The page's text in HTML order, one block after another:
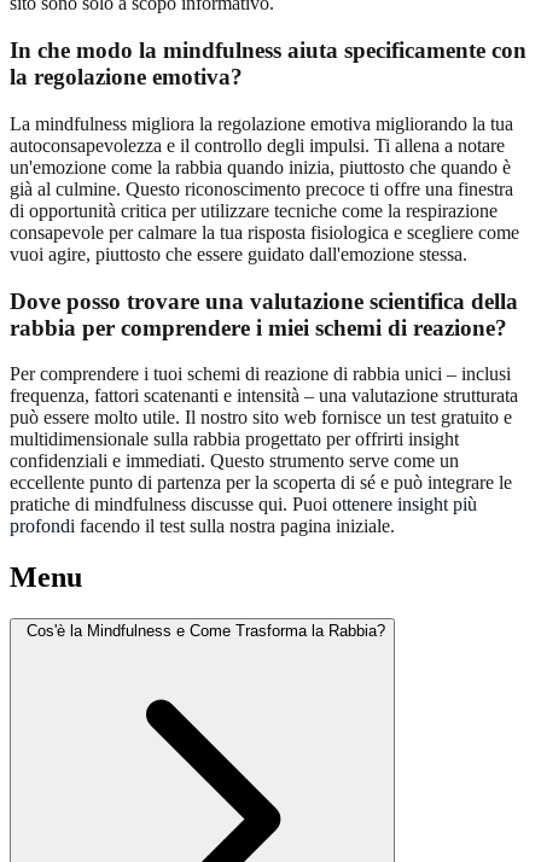
In che modo la mindfulness aiuta specificamente con
la regolazione emotiva?
La mindfulness migliora la regolazione emotiva migliorando la tua
autoconsapevolezza e il controllo degli impulsi. Ti allena a notare
un'emozione come la rabbia quando inizia, piuttosto che quando è
già al culmine. Questo riconoscimento precoce ti offre una finestra
di opportunità critica per utilizzare tecniche come la respirazione
consapevole per calmare la tua risposta fisiologica e scegliere come
vuoi agire, piuttosto che essere guidato dall'emozione stessa.
Dove posso trovare una valutazione scientifica della
rabbia per comprendere i miei schemi di reazione?
Per comprendere i tuoi schemi di reazione di rabbia unici – inclusi
frequenza, fattori scatenanti e intensità – una valutazione strutturata
può essere molto utile. Il nostro sito web fornisce un test gratuito e
multidimensionale sulla rabbia progettato per offrirti insight
confidenziali e immediati. Questo strumento serve come un
eccellente punto di partenza per la scoperta di sé e può integrare le
pratiche di mindfulness discusse qui. Puoi ottenere insight più
profondi facendo il test sulla nostra pagina iniziale.
Menu
Cos'è la Mindfulness e Come Trasforma la Rabbia?